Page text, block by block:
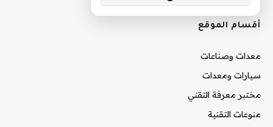
أقسام الموقع
معدات وصناعات
سيارات ومعدات
مختبر معرفة التقني
منوعات التقنية